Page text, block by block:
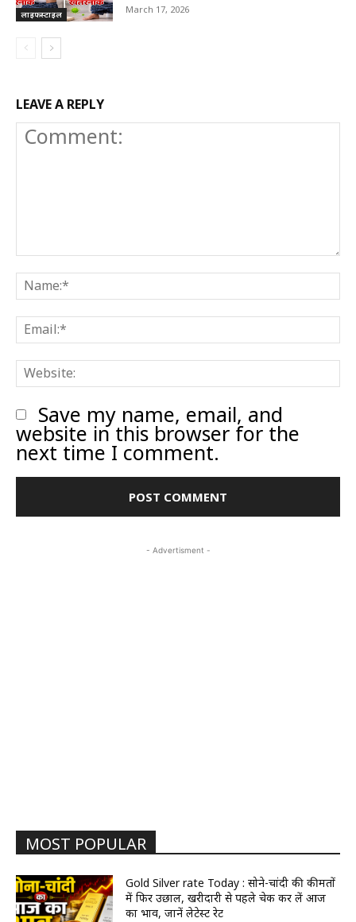
लाइफस्टाइल March 17, 2026
LEAVE A REPLY
Comment:
Save my name, email, and
website in this browser for the
next time I comment.
- Advertisment -
MOST POPULAR
Gold Silver rate Today : सोने-चांदी की कीमतों
में फिर उछाल, खरीदारी से पहले चेक कर लें आज
का भाव, जानें लेटेस्ट रेट